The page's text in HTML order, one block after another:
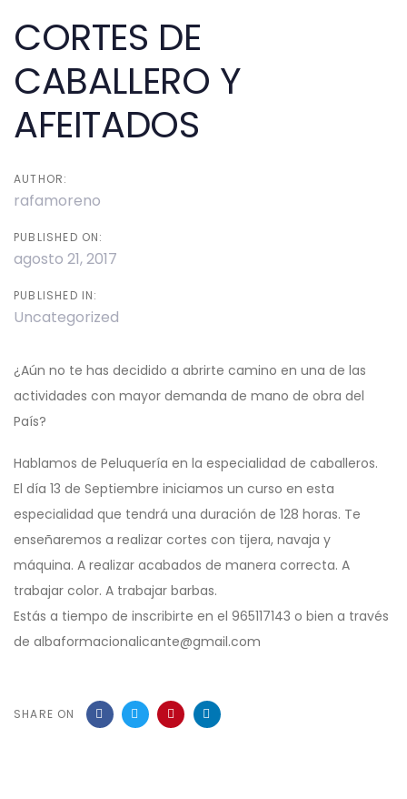
CORTES DE
CABALLERO Y
AFEITADOS
AUTHOR:
rafamoreno
PUBLISHED ON:
agosto 21, 2017
PUBLISHED IN:
Uncategorized
¿Aún no te has decidido a abrirte camino en una de las
actividades con mayor demanda de mano de obra del
País?
Hablamos de Peluquería en la especialidad de caballeros.
El día 13 de Septiembre iniciamos un curso en esta
especialidad que tendrá una duración de 128 horas. Te
enseñaremos a realizar cortes con tijera, navaja y
máquina. A realizar acabados de manera correcta. A
trabajar color. A trabajar barbas.
Estás a tiempo de inscribirte en el 965117143 o bien a través
de albaformacionalicante@gmail.com
SHARE ON
navigation